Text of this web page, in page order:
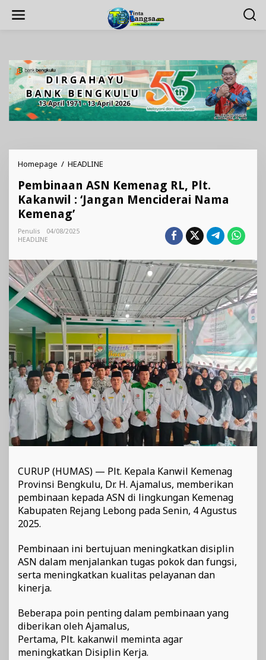
Homepage / HEADLINE
Kemenag
RL,
Plt.
Nama
Kemenag'
Pembinaan ASN Kemenag RL, Plt.
Kakanwil : ‘Jangan Menciderai Nama
Kemenag’
Penulis
04/08/2025
HEADLINE
CURUP (HUMAS) — Plt. Kepala Kanwil Kemenag
Provinsi Bengkulu, Dr. H. Ajamalus, memberikan
pembinaan kepada ASN di lingkungan Kemenag
Kabupaten Rejang Lebong pada Senin, 4 Agustus
2025.
Pembinaan ini bertujuan meningkatkan disiplin
ASN dalam menjalankan tugas pokok dan fungsi,
serta meningkatkan kualitas pelayanan dan
kinerja.
Beberapa poin penting dalam pembinaan yang
diberikan oleh Ajamalus,
Pertama, Plt. kakanwil meminta agar
meningkatkan Disiplin Kerja.